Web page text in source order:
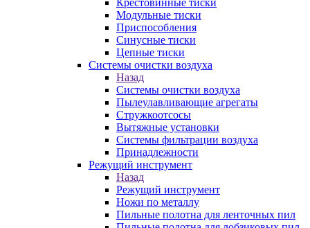
Крестовинные тиски
Модульные тиски
Приспособления
Синусные тиски
Цепные тиски
Системы очистки воздуха
Назад
Системы очистки воздуха
Пылеулавливающие агрегаты
Стружкоотсосы
Вытяжные установки
Системы фильтрации воздуха
Принадлежности
Режущий инструмент
Назад
Режущий инструмент
Ножи по металлу
Пильные полотна для ленточных пил